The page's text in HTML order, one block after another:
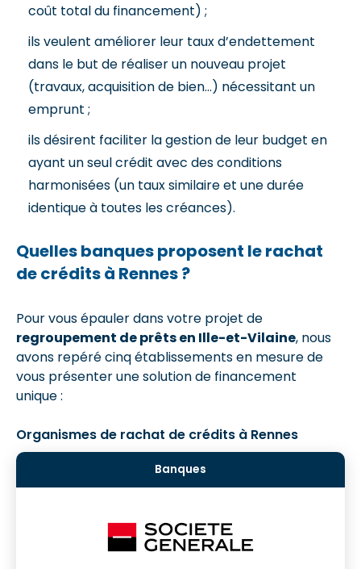
coût total du financement) ;
ils veulent améliorer leur taux d’endettement
dans le but de réaliser un nouveau projet
(travaux, acquisition de bien…) nécessitant un
emprunt ;
ils désirent faciliter la gestion de leur budget en
ayant un seul crédit avec des conditions
harmonisées (un taux similaire et une durée
identique à toutes les créances).
Quelles banques proposent le rachat
de crédits à Rennes ?
Pour vous épauler dans votre projet de
regroupement de prêts en Ille-et-Vilaine, nous
avons repéré cinq établissements en mesure de
vous présenter une solution de financement
unique :
Organismes de rachat de crédits à Rennes